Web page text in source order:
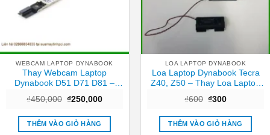
WEBCAM LAPTOP DYNABOOK
Thay Webcam Laptop
Dynabook D51 D71 D81 –
TPHCM
₫450,000 Giá
là:
₫450,000.
₫250,000Giá
tại
₫250,000.
THÊM VÀO GIỎ HÀNG
LOA LAPTOP DYNABOOK
Loa Laptop Dynabook Tecra
Z40, Z50 – Thay Loa Laptop
₫600 Giá
là:
₫600.
₫300Giá
tại
là:
₫300.
THÊM VÀO GIỎ HÀNG